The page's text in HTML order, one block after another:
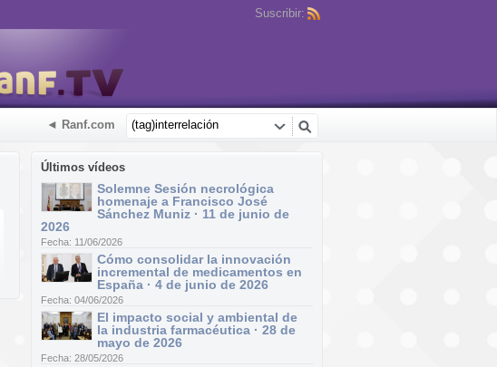
Suscribir:
◄ Ranf.com
Últimos vídeos
Solemne Sesión necrológica
homenaje a Francisco José
Sánchez Muniz · 11 de junio de
2026
Fecha: 11/06/2026
Cómo consolidar la innovación
incremental de medicamentos en
España · 4 de junio de 2026
Fecha: 04/06/2026
El impacto social y ambiental de
la industria farmacéutica · 28 de
mayo de 2026
Fecha: 28/05/2026